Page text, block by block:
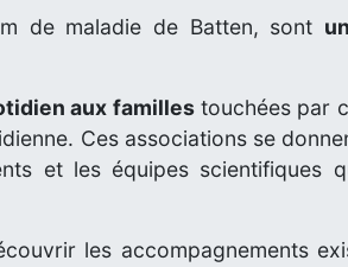
de maladie de Batten, sont
aux famillestouchées par
Ces associations se
et les équipes scientifiques
les accompagnements